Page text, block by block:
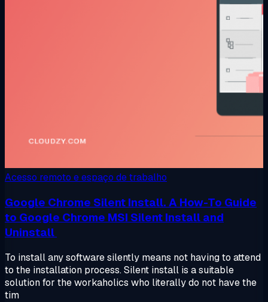
Acesso remoto e espaço de trabalho
Google Chrome Silent Install. A How-To Guide
to Google Chrome MSI Silent Install and
Uninstall
To install any software silently means not having to attend
to the installation process. Silent install is a suitable
solution for the workaholics who literally do not have the
tim